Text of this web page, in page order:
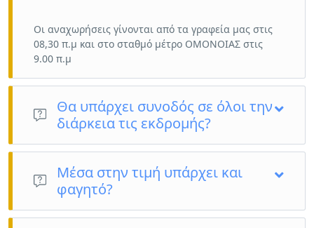
Οι αναχωρήσεις γίνονται από τα γραφεία μας στις
08,30 π.μ και στο σταθμό μέτρο ΟΜΟΝΟΙΑΣ στις
9.00 π.μ
Θα υπάρχει συνοδός σε όλοι την
διάρκεια τις εκδρομής?
ΝΑΙ
Μέσα στην τιμή υπάρχει και
φαγητό?
Όχι, το φαγητό στην συγκεκριμένη εκδρομή είναι ατομικά